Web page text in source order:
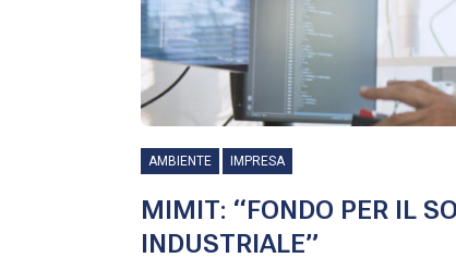
AMBIENTE IMPRESA
MIMIT: “FONDO PER IL
INDUSTRIALE”